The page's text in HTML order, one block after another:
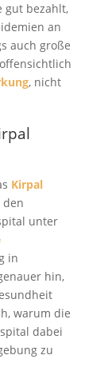
gut bezahlt,
an
auch große
, nicht
Kirpal
den
unter
in
hin,
warum die
dabei
zu